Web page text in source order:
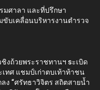
ศาลา และที่ปรึกษา
ขับเคลื่อนบริหารงานตำรวจ
งถ้วยพระราชทานฯ sะเบิด
ทศ แชมป์เก่าตบเท้าท้าชน
ง “ศรัทธาวิจิตร สถิตสายน้ำ